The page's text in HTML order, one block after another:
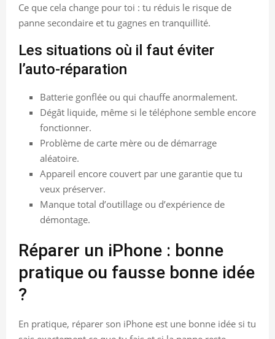
Ce que cela change pour toi : tu réduis le risque de
panne secondaire et tu gagnes en tranquillité.
Les situations où il faut éviter
l’auto-réparation
Batterie gonflée ou qui chauffe anormalement.
Dégât liquide, même si le téléphone semble encore
fonctionner.
Problème de carte mère ou de démarrage
aléatoire.
Appareil encore couvert par une garantie que tu
veux préserver.
Manque total d’outillage ou d’expérience de
démontage.
Réparer un iPhone : bonne
pratique ou fausse bonne idée
?
En pratique, réparer son iPhone est une bonne idée si tu